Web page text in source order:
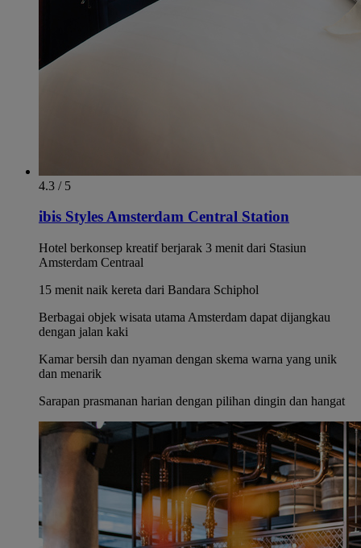
4.3 / 5
ibis Styles Amsterdam Central Station
Hotel berkonsep kreatif berjarak 3 menit dari Stasiun
Amsterdam Centraal
15 menit naik kereta dari Bandara Schiphol
Berbagai objek wisata utama Amsterdam dapat dijangkau
dengan jalan kaki
Kamar bersih dan nyaman dengan skema warna yang unik
dan menarik
Sarapan prasmanan harian dengan pilihan dingin dan hangat